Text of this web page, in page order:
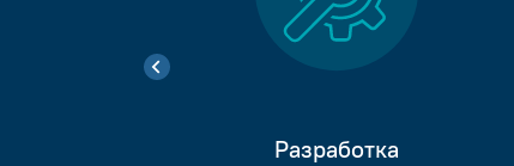
Разработка